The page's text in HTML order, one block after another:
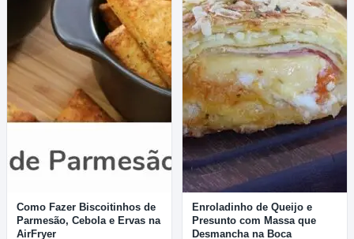
Como Fazer Biscoitinhos de
Parmesão, Cebola e Ervas na
AirFryer
Enroladinho de Queijo e
Presunto com Massa que
Desmancha na Boca